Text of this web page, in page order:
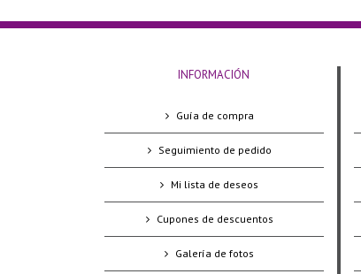
INFORMACIÓN
Guía de compra
Seguimiento de pedido
Mi lista de deseos
Cupones de descuentos
Galería de fotos